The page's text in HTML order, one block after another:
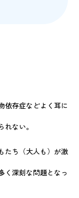
依存症などよく耳に
ない。
たち（大人も）が激
く深刻な問題となっ